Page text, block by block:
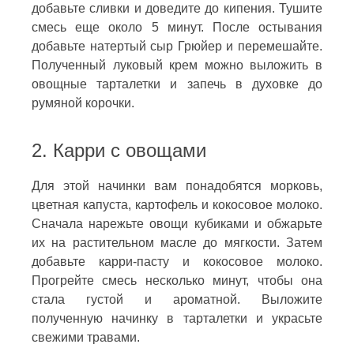
добавьте сливки и доведите до кипения. Тушите
смесь еще около 5 минут. После остывания
добавьте натертый сыр Грюйер и перемешайте.
Полученный луковый крем можно выложить в
овощные тарталетки и запечь в духовке до
румяной корочки.
2. Карри с овощами
Для этой начинки вам понадобятся морковь,
цветная капуста, картофель и кокосовое молоко.
Сначала нарежьте овощи кубиками и обжарьте
их на растительном масле до мягкости. Затем
добавьте карри-пасту и кокосовое молоко.
Прогрейте смесь несколько минут, чтобы она
стала густой и ароматной. Выложите
полученную начинку в тарталетки и украсьте
свежими травами.